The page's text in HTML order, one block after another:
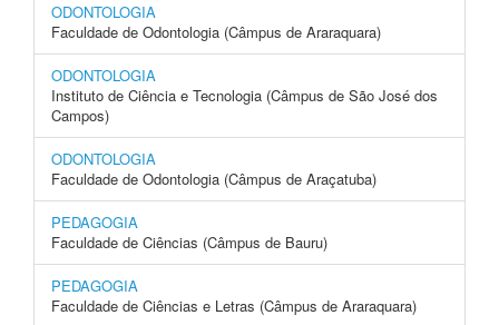
ODONTOLOGIA
Faculdade de Odontologia (Câmpus de Araraquara)
ODONTOLOGIA
Instituto de Ciência e Tecnologia (Câmpus de São José dos
Campos)
ODONTOLOGIA
Faculdade de Odontologia (Câmpus de Araçatuba)
PEDAGOGIA
Faculdade de Ciências (Câmpus de Bauru)
PEDAGOGIA
Faculdade de Ciências e Letras (Câmpus de Araraquara)